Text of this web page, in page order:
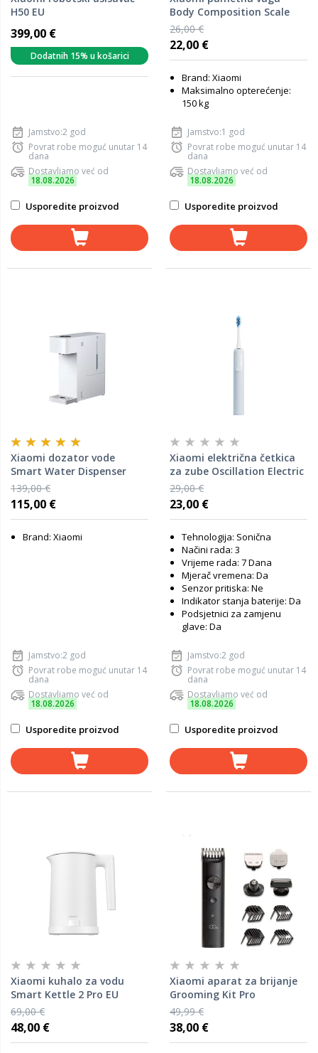
H50 EU
399,00 €
Dodatnih 15% u košarici
Jamstvo:2 god
Povrat robe moguć unutar 14
dana
Dostavljamo već od
18.08.2026
Usporedite proizvod
Body Composition Scale
S400
26,00 €
22,00 €
Brand: Xiaomi
Maksimalno opterećenje:
150 kg
Jamstvo:1 god
Povrat robe moguć unutar 14
dana
Dostavljamo već od
18.08.2026
Usporedite proizvod
Xiaomi dozator vode
Smart Water Dispenser
(Hot and Cold)
139,00 €
115,00 €
Brand: Xiaomi
Jamstvo:2 god
Povrat robe moguć unutar 14
dana
Dostavljamo već od
18.08.2026
Usporedite proizvod
Xiaomi električna četkica
za zube Oscillation Electric
Toothbrush Blue
29,00 €
23,00 €
Tehnologija: Sonična
Načini rada: 3
Vrijeme rada: 7 Dana
Mjerač vremena: Da
Senzor pritiska: Ne
Indikator stanja baterije: Da
Podsjetnici za zamjenu
glave: Da
Jamstvo:2 god
Povrat robe moguć unutar 14
dana
Dostavljamo već od
18.08.2026
Usporedite proizvod
Xiaomi kuhalo za vodu
Smart Kettle 2 Pro EU
69,00 €
48,00 €
Xiaomi aparat za brijanje
Grooming Kit Pro
49,99 €
38,00 €